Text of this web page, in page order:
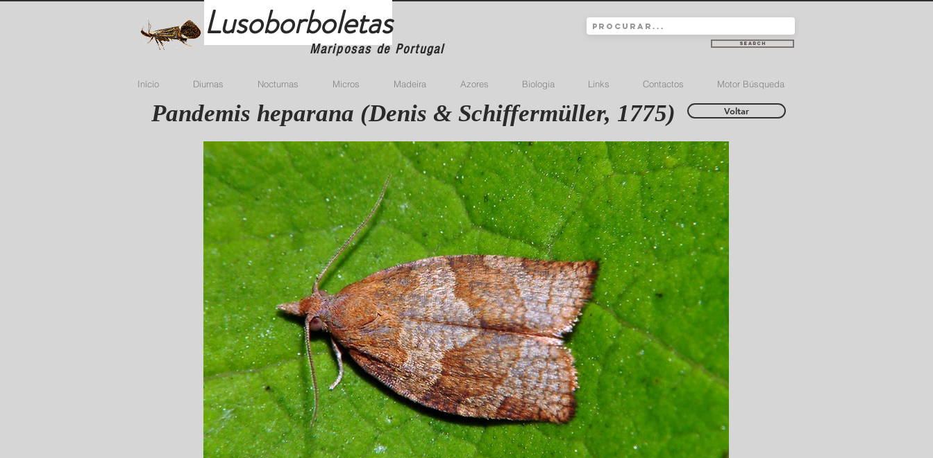
Lusoborboletas
Mariposas de Portugal Search
Início Diurnas Nocturnas Micros Madeira Azores Biologia Links Contactos Motor Búsqueda
Pandemis heparana (Denis & Schiffermüller, 1775) Voltar